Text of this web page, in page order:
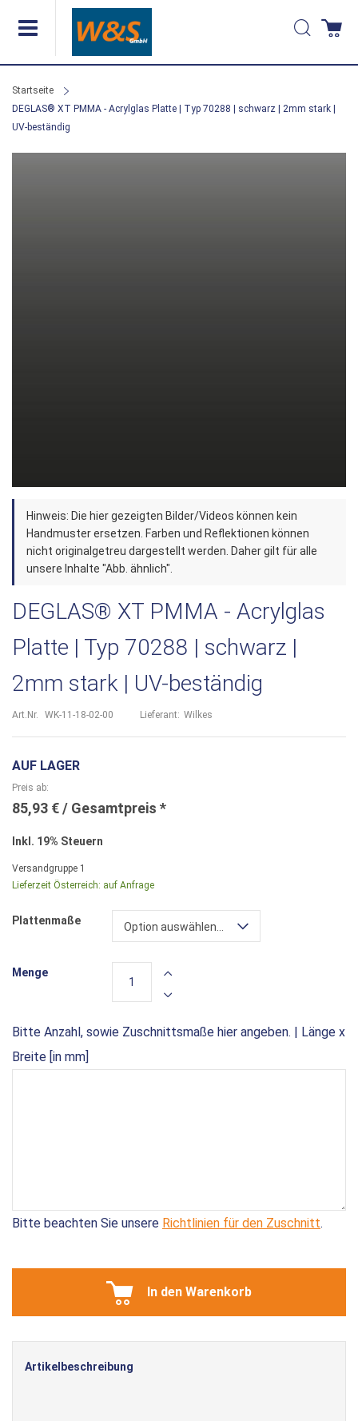
Inhalt
Suche
Startseite
DEGLAS® XT PMMA - Acrylglas Platte | Typ 70288 | schwarz | 2mm stark |
UV-beständig
Zum
Anfang
der
Bildergalerie
Hinweis: Die hier gezeigten Bilder/Videos können kein
Handmuster ersetzen. Farben und Reflektionen können
nicht originalgetreu dargestellt werden. Daher gilt für alle
unsere Inhalte "Abb. ähnlich".
DEGLAS® XT PMMA - Acrylglas
Platte | Typ 70288 | schwarz |
2mm stark | UV-beständig
Art.Nr. WK-11-18-02-00 Lieferant: Wilkes
AUF LAGER
Preis ab
85,93 €
Inkl. 19% Steuern
Versandgruppe 1
Lieferzeit Österreich: auf Anfrage
Plattenmaße Option auswählen...
Bitte Anzahl, sowie Zuschnittsmaße hier angeben. | Länge x
Breite [in mm]
Bitte beachten Sie unsere Richtlinien für den Zuschnitt.
Menge
In den Warenkorb
Artikelbeschreibung